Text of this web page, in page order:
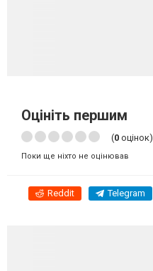
Оцініть першим
(0 оцінок)
Поки ще ніхто не оцінював
Reddit Telegram